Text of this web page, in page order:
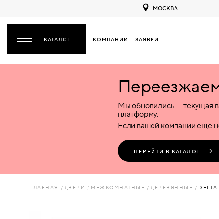
МОСКВА
КОМПАНИИ ЗАЯВКИ
НАЗАД
ПЛАСТИКОВЫЕ
Межкомнатные
Деревянные
Пластиковые
Комбинированные
Входные
Металлические
Пластиковые
Стеклянные
Комбинированные
Специализированные
Металлические
Пластиковые
Стеклянные
Комбинированные
Мы обновились — текущая
платформу.
Если вашей компании еще
ПЕРЕЙТИ В КАТАЛОГ
ГЛАВНАЯ ДВЕРИ МЕЖКОМНАТНЫЕ ДЕРЕВЯННЫЕ DELTA